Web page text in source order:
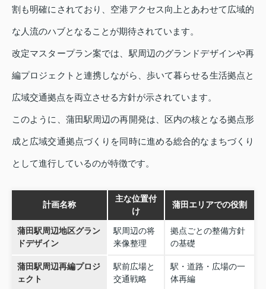
割も明確にされており、空港アクセス向上とあわせて広域的
な人流のハブとなることが期待されています。
改定マスタープラン案では、駅周辺のグランドデザインや再
編プロジェクトと連携しながら、歩いて暮らせる生活拠点と
広域交通拠点を両立させる方針が示されています。
このように、蒲田駅周辺の再開発は、区内の核となる拠点形
成と広域交通拠点づくりを同時に進める総合的なまちづくり
として進行しているのが特徴です。
計画名称
主な位置付
け
蒲田エリアでの役割
蒲田駅周辺地区グラン
ドデザイン
駅周辺の将
来像整理
拠点ごとの整備方針
の基礎
蒲田駅周辺再編プロジ
ェクト
駅前広場と
交通戦略
駅・道路・広場の一
体再編